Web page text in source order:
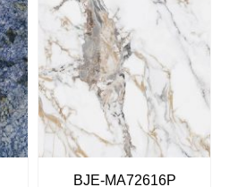
BJE-MA72616P